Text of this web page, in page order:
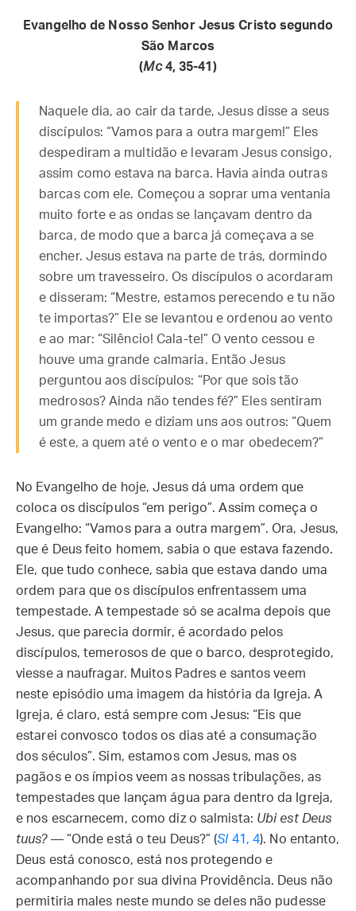
Evangelho de Nosso Senhor Jesus Cristo segundo
São Marcos
(Mc4, 35-41)
Naquele dia, ao cair da tarde, Jesus disse a seus
discípulos: “Vamos para a outra margem!” Eles
despediram a multidão e levaram Jesus consigo,
assim como estava na barca. Havia ainda outras
barcas com ele. Começou a soprar uma ventania
muito forte e as ondas se lançavam dentro da
barca, de modo que a barca já começava a se
encher. Jesus estava na parte de trás, dormindo
sobre um travesseiro. Os discípulos o acordaram
e disseram: “Mestre, estamos perecendo e tu não
te importas?” Ele se levantou e ordenou ao vento
e ao mar: “Silêncio! Cala-te!” O vento cessou e
houve uma grande calmaria. Então Jesus
perguntou aos discípulos: “Por que sois tão
medrosos? Ainda não tendes fé?” Eles sentiram
um grande medo e diziam uns aos outros: “Quem
é este, a quem até o vento e o mar obedecem?”
No Evangelho de hoje, Jesus dá uma ordem que
coloca os discípulos “em perigo”. Assim começa o
Evangelho: “Vamos para a outra margem”. Ora, Jesus,
que é Deus feito homem, sabia o que estava fazendo.
Ele, que tudo conhece, sabia que estava dando uma
ordem para que os discípulos enfrentassem uma
tempestade. A tempestade só se acalma depois que
Jesus, que parecia dormir, é acordado pelos
discípulos, temerosos de que o barco, desprotegido,
viesse a naufragar. Muitos Padres e santos veem
neste episódio uma imagem da história da Igreja. A
Igreja, é claro, está sempre com Jesus: “Eis que
estarei convosco todos os dias até a consumação
dos séculos”. Sim, estamos com Jesus, mas os
pagãos e os ímpios veem as nossas tribulações, as
tempestades que lançam água para dentro da Igreja,
e nos escarnecem, como diz o salmista: Ubi est Deus
tuus?— “Onde está o teu Deus?” (Sl 41, 4). No entanto,
Deus está conosco, está nos protegendo e
acompanhando por sua divina Providência. Deus não
permitiria males neste mundo se deles não pudesse